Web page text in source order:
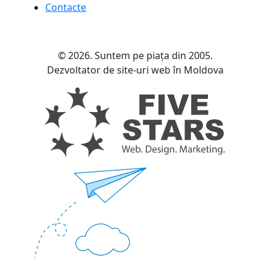
Contacte
© 2026. Suntem pe piața din 2005.
Dezvoltator de site-uri web în Moldova